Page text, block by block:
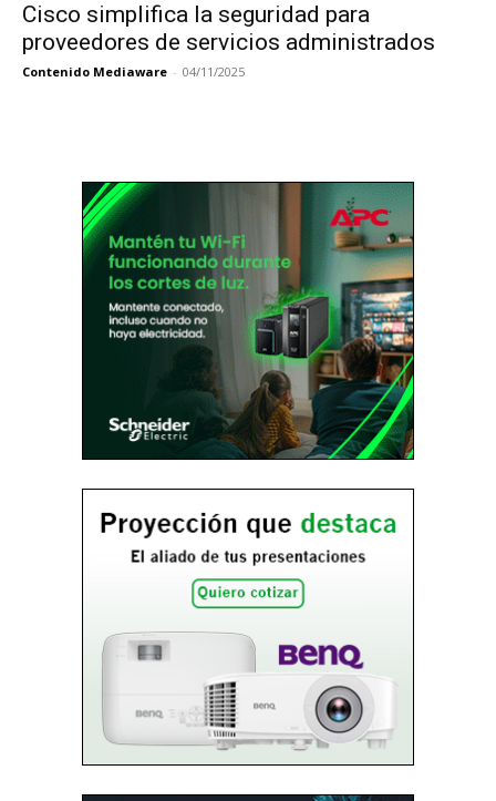
Cisco simplifica la seguridad para
proveedores de servicios administrados
Contenido Mediaware - 04/11/2025